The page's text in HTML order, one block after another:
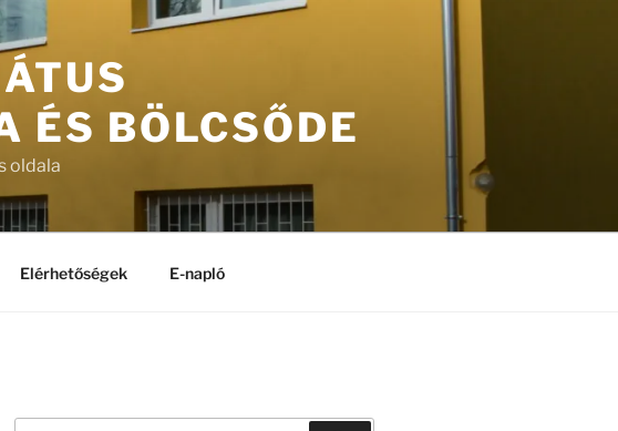
ÉS BÖLCSŐDE
oldala
Elérhetőségek E-napló